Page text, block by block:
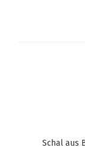
Schal aus